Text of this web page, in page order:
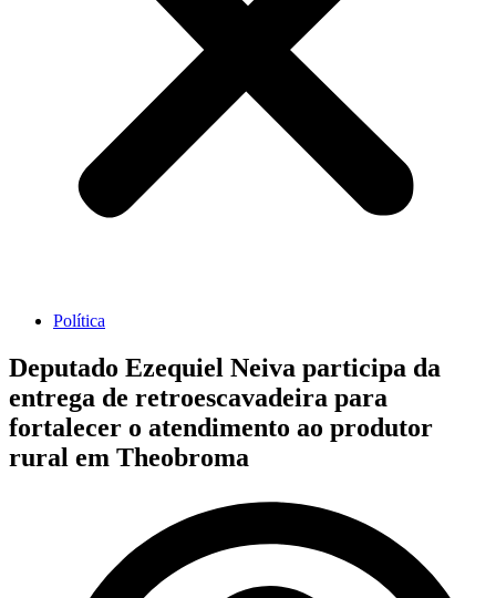
Política
Deputado Ezequiel Neiva participa da
entrega de retroescavadeira para
fortalecer o atendimento ao produtor
rural em Theobroma